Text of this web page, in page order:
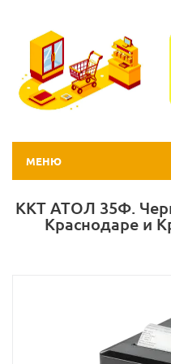
МЕНЮ
ККТ АТОЛ 35Ф.
Краснодаре и